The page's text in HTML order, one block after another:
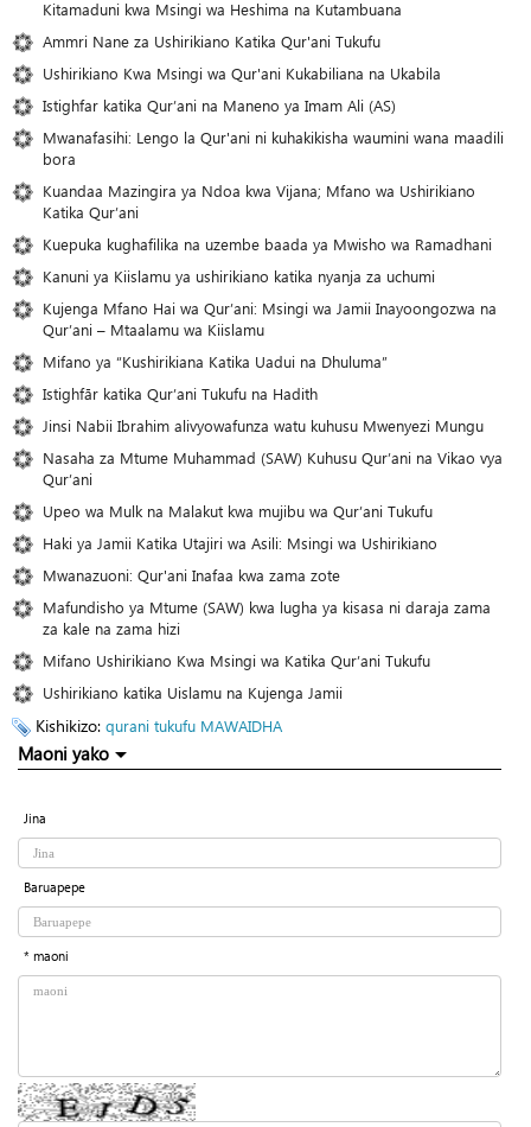
Kitamaduni kwa Msingi wa Heshima na Kutambuana
Ammri Nane za Ushirikiano Katika Qur'ani Tukufu
Ushirikiano Kwa Msingi wa Qur'ani Kukabiliana na Ukabila
Istighfar katika Qur’ani na Maneno ya Imam Ali (AS)
Mwanafasihi: Lengo la Qur'ani ni kuhakikisha waumini wana maadili
bora
Kuandaa Mazingira ya Ndoa kwa Vijana; Mfano wa Ushirikiano
Katika Qur’ani
Kuepuka kughafilika na uzembe baada ya Mwisho wa Ramadhani
Kanuni ya Kiislamu ya ushirikiano katika nyanja za uchumi
Kujenga Mfano Hai wa Qur’ani: Msingi wa Jamii Inayoongozwa na
Qur’ani – Mtaalamu wa Kiislamu
Mifano ya “Kushirikiana Katika Uadui na Dhuluma”
Istighfār katika Qur’ani Tukufu na Hadith
Jinsi Nabii Ibrahim alivyowafunza watu kuhusu Mwenyezi Mungu
Nasaha za Mtume Muhammad (SAW) Kuhusu Qur’ani na Vikao vya
Qur’ani
Upeo wa Mulk na Malakut kwa mujibu wa Qur’ani Tukufu
Haki ya Jamii Katika Utajiri wa Asili: Msingi wa Ushirikiano
Mwanazuoni: Qur'ani Inafaa kwa zama zote
Mafundisho ya Mtume (SAW) kwa lugha ya kisasa ni daraja zama
za kale na zama hizi
Mifano Ushirikiano Kwa Msingi wa Katika Qur’ani Tukufu
Ushirikiano katika Uislamu na Kujenga Jamii
Kishikizo: qurani tukufu MAWAIDHA
Maoni yako
Jina
Baruapepe
* maoni